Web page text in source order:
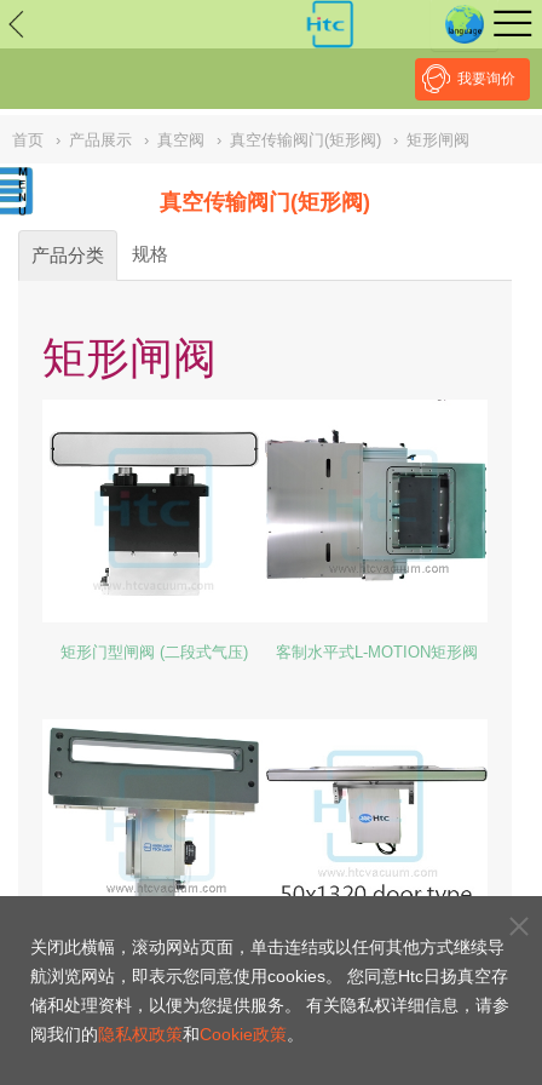
// replaced by scott on 2026/7/20 reason: high risk: Unsafe
Implementation Of Subresource Integrity /**/ // ------------------------------
我要询价
首页 › 产品展示 › 真空阀 › 真空传输阀门(矩形阀) › 矩形闸阀
真空传输阀门(矩形阀)
产品分类 规格
矩形闸阀
矩形门型闸阀 (二段式气压) 客制水平式L-MOTION矩形阀
矩形传输阀含波纹管(50x420 单
缸)-硬阳
大型矩形门型闸阀L-motion type
关闭此横幅，滚动网站页面，单击连结或以任何其他方式继续导
航浏览网站，即表示您同意使用cookies。 您同意Htc日扬真空存
储和处理资料，以便为您提供服务。 有关隐私权详细信息，请参
阅我们的隐私权政策和Cookie政策。